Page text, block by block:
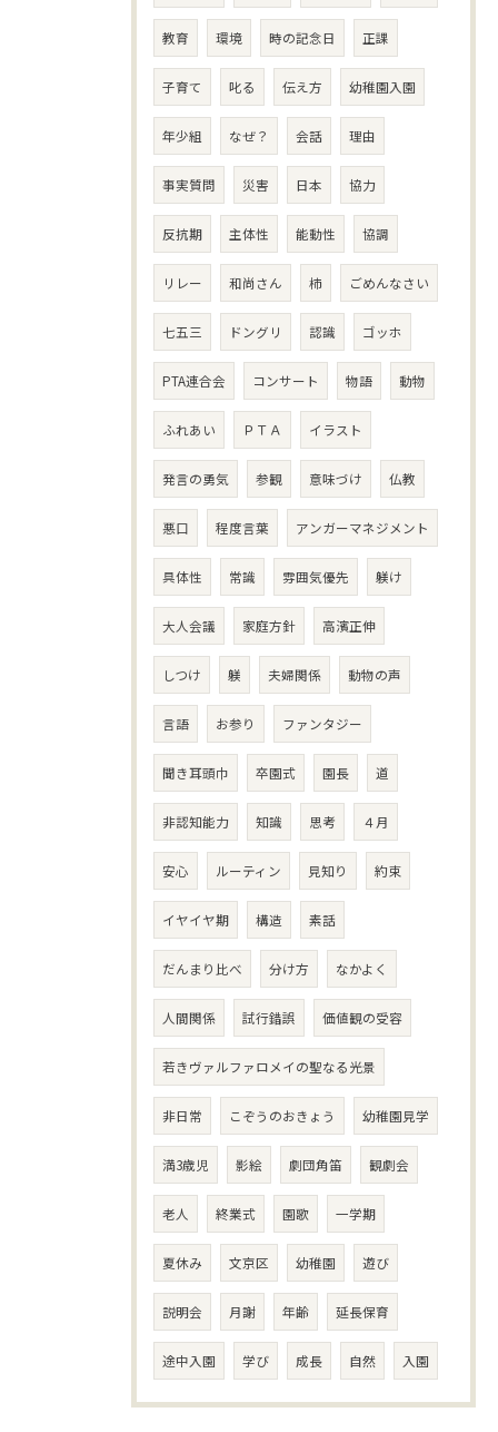
教育 環境 時の記念日 正課
子育て 叱る 伝え方 幼稚園入園
年少組 なぜ？ 会話 理由
事実質問 災害 日本 協力
反抗期 主体性 能動性 協調
リレー 和尚さん 柿 ごめんなさい
七五三 ドングリ 認識 ゴッホ
PTA連合会 コンサート 物語 動物
ふれあい ＰＴＡ イラスト
発言の勇気 参観 意味づけ 仏教
悪口 程度言葉 アンガーマネジメント
具体性 常識 雰囲気優先 躾け
大人会議 家庭方針 高濱正伸
しつけ 躾 夫婦関係 動物の声
言語 お参り ファンタジー
聞き耳頭巾 卒園式 園長 道
非認知能力 知識 思考 ４月
安心 ルーティン 見知り 約束
イヤイヤ期 構造 素話
だんまり比べ 分け方 なかよく
人間関係 試行錯誤 価値観の受容
若きヴァルファロメイの聖なる光景
非日常 こぞうのおきょう 幼稚園見学
満3歳児 影絵 劇団角笛 観劇会
老人 終業式 園歌 一学期
夏休み 文京区 幼稚園 遊び
説明会 月謝 年齢 延長保育
途中入園 学び 成長 自然 入園